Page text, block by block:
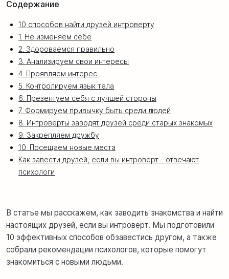
Содержание
10 способов найти друзей интроверту
1. Не изменяем себе
2. Здороваемся правильно
3. Анализируем свои интересы
4. Проявляем интерес
5. Контролируем язык тела
6. Презентуем себя с лучшей стороны
7. Формируем привычку быть среди людей
8. Интроверты заводят друзей среди старых знакомых
9. Закрепляем дружбу
10. Посещаем новые места
Как завести друзей, если вы интроверт - отвечают
психологи
В статье мы расскажем, как заводить знакомства и найти
настоящих друзей, если вы интроверт. Мы подготовили
10 эффективных способов обзавестись другом, а также
собрали рекомендации психологов, которые помогут
знакомиться с новыми людьми.